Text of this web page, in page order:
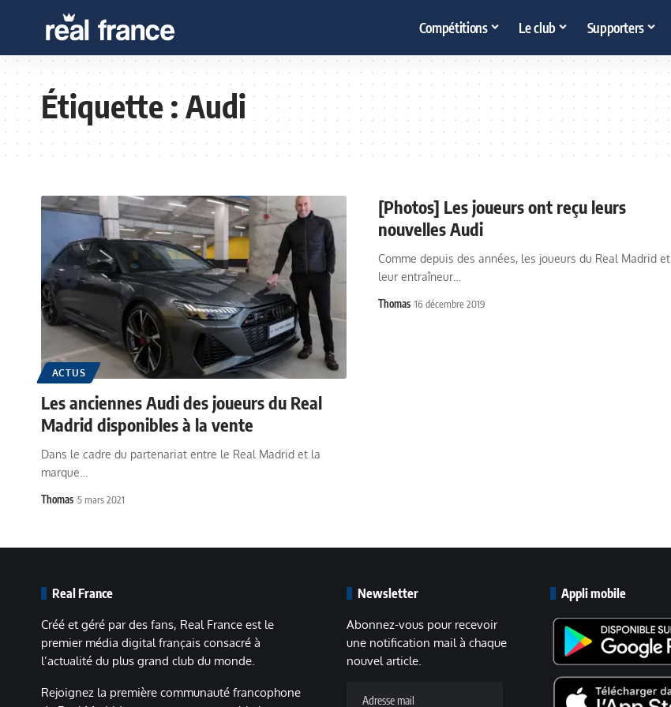
Compétitions Le club Supporters
Étiquette :Audi
ACTUS
Les anciennes Audi des joueurs du Real
Madrid disponibles à la vente
Dans le cadre du partenariat entre le Real Madrid et la
marque…
Thomas 5 mars 2021
[Photos] Les joueurs ont reçu leurs
nouvelles Audi
Comme depuis des années, les joueurs du Real Madrid et
leur entraîneur…
Thomas 16 décembre 2019
Real France
Créé et géré par des fans, Real France est le
premier média digital français consacré à
l’actualité du plus grand club du monde.
Rejoignez la première communauté francophone
Newsletter
Abonnez-vous pour recevoir
une notification mail à chaque
nouvel article.
mail
Appli mobile